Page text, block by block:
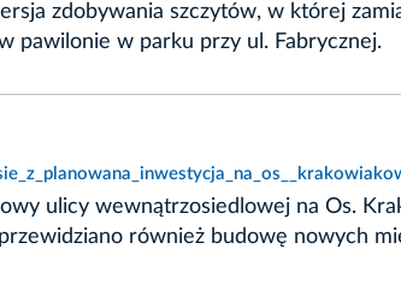
zdobywania szczytów, w której
pawilonie w parku przy ul. Fabrycznej.
ulicy wewnątrzosiedlowej na Os.
również budowę nowych